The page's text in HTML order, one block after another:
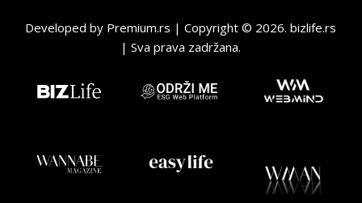
Developed by Premium.rs | Copyright © 2026.bizlife.rs
| Sva prava zadržana.